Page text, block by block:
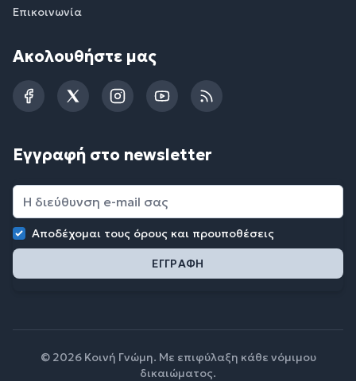
Επικοινωνία
Ακολουθήστε μας
FacebookTwitterInstagramYouTubeRSS
Εγγραφή στο newsletter
Αποδέχομαι τους όρους και προυποθέσεις
© 2026 Κοινή Γνώμη. Με επιφύλαξη κάθε νόμιμου
δικαιώματος.